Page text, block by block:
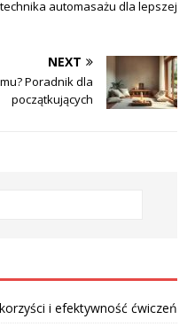
automasażu dla lepszej
NEXT
Poradnik dla
początkujących
i efektywność ćwiczeń